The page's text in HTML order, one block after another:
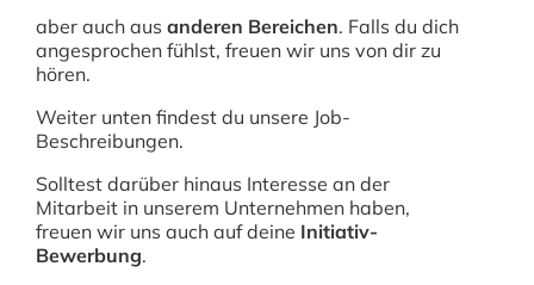
aber auch aus anderen Bereichen. Falls du dich
angesprochen fühlst, freuen wir uns von dir zu
hören.
Weiter unten findest du unsere Job-
Beschreibungen.
Solltest darüber hinaus Interesse an der
Mitarbeit in unserem Unternehmen haben,
freuen wir uns auch auf deine Initiativ-
Bewerbung.